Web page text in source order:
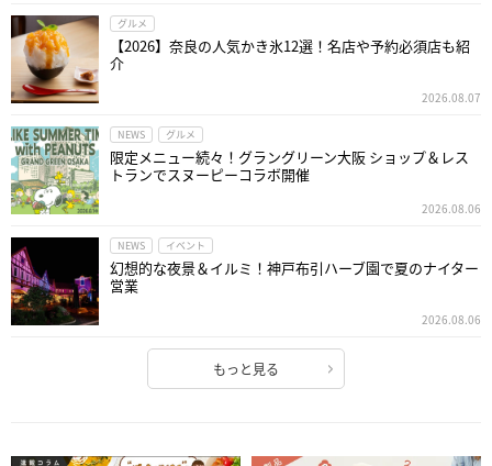
グルメ
【2026】奈良の人気かき氷12選！名店や予約必須店も紹
介
2026.08.07
NEWS グルメ
限定メニュー続々！グラングリーン大阪 ショップ＆レス
トランでスヌーピーコラボ開催
2026.08.06
NEWS イベント
幻想的な夜景＆イルミ！神戸布引ハーブ園で夏のナイター
営業
2026.08.06
もっと見る